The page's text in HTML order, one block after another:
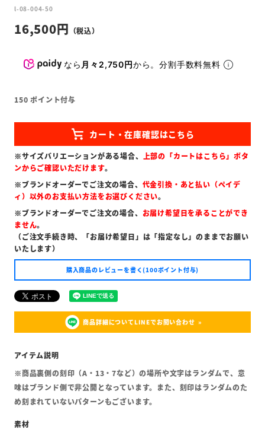
l-08-004-50
16,500
なら 月々2,750円から。分割手数料無料
150 ポイント付与
※サイズバリエーションがある場合、 上部の「カートはこちら」ボタ
ンからご確認いただけます。
※ブランドオーダーでご注文の場合、 代金引換・あと払い（ペイデ
ィ）以外のお支払い方法をお選びください。
※ブランドオーダーでご注文の場合、 お届け希望日を承ることができ
ません。
（ご注文手続き時、「お届け希望日」は「指定なし」のままでお願い
いたします）
購入商品のレビューを書く(100ポイント付与)
商品詳細についてLINEでお問い合わせ
※商品裏側の刻印（A・13・7など）の場所や文字はランダムで、意
味はブランド側で非公開となっています。また、刻印はランダムのた
め刻まれていないパターンもございます。